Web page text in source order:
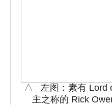
△ 左图：素有 Lord
主之称的 Rick